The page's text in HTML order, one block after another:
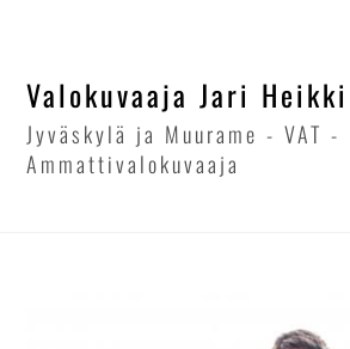
contentValokuvaaja Jari
Jyväskylä ja Muurame - VAT -
Ammattivalokuvaaja